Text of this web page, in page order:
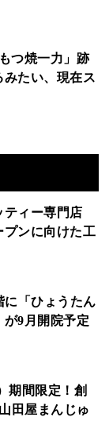
つ焼一力」跡
たい、現在ス
ティー専門店
プンに向けた工
に「ひょうたん
9月開院予定
期間限定！創
田屋まんじゅ